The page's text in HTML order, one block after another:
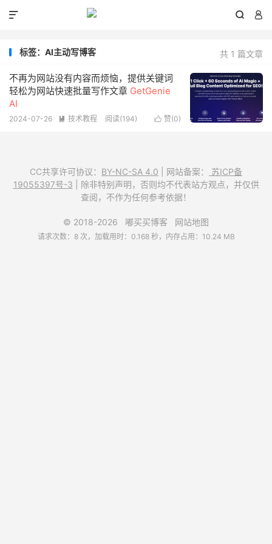
 

共 1 篇文章
标签：AI主动写博客
不再为网站没有内容而烦恼，提供关键词
轻松为网站快速批量写作文章 GetGenie
AI
 赞(0)
2024-07-26  技术教程 阅读(194)
CC共享许可协议： BY-NC-SA 4.0 | 网站备案：
苏ICP备
19055397号-3 | 除非特别声明，否则均不代表站方观点，并仅供
查阅，不作为任何参考依据！
© 2018-2026 嘟买买博客 网站地图
请求次数：8 次，加载用时：0.168 秒，内存占用：10.24 MB